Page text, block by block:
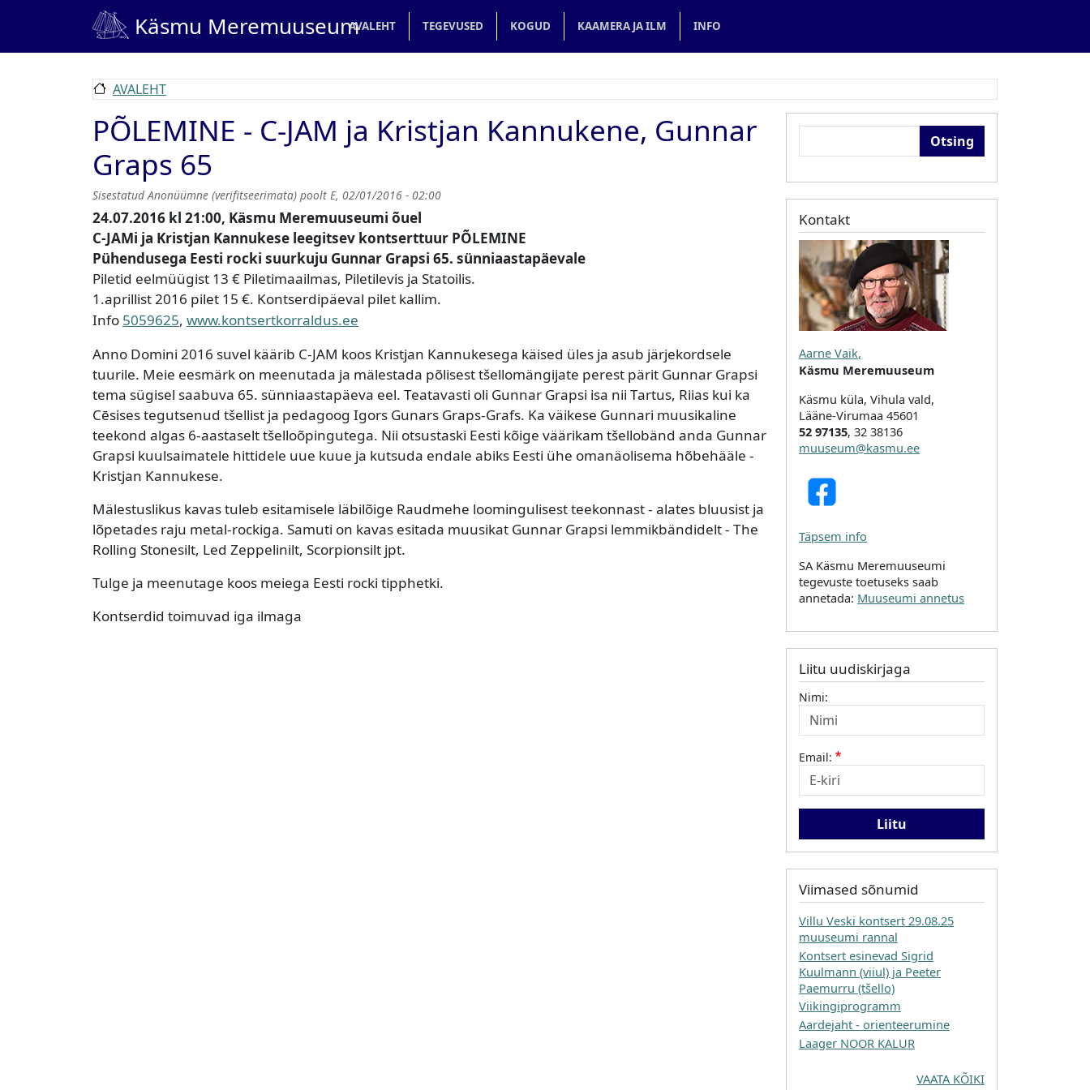
Liigu edasi põhisisu juurde
Käsmu MeremuuseumMain navigation
AVALEHT TEGEVUSED KOGUD KAAMERA JA ILM INFO
AVALEHT
PÕLEMINE - C-JAM ja Kristjan Kannukene, Gunnar
Graps 65
SisestatudAnonüümne (verifitseerimata) poolt E, 02/01/2016 - 02:00
2​4​.07.2016 kl 21:00, ​​​Käsmu Meremuuseumi õuel​
C-JAMi ja Kristjan Kannukese leegitsev kontserttuur PÕLEMINE
Pühendusega Eesti rocki suurkuju Gunnar Grapsi 65. sünniaastapäevale
Piletid eelmüügist 13 € Piletimaailmas, Piletilevis ja Statoilis.
1.aprillist 2016 pilet 15 €. Kontserdipäeval pilet kallim.
Info 5059625, www.kontsertkorraldus.ee
Anno Domini 2016 suvel käärib C-JAM koos Kristjan Kannukesega käised üles ja asub järjekordsele
tuurile. Meie eesmärk on meenutada ja mälestada põlisest tšellomängijate perest pärit Gunnar Grapsi
tema sügisel saabuva 65. sünniaastapäeva eel. Teatavasti oli Gunnar Grapsi isa nii Tartus, Riias kui ka
Cēsises tegutsenud tšellist ja pedagoog Igors Gunars Graps-Grafs. Ka väikese Gunnari muusikaline
teekond algas 6-aastaselt tšelloõpingutega. Nii otsustaski Eesti kõige väärikam tšellobänd anda Gunnar
Grapsi kuulsaimatele hittidele uue kuue ja kutsuda endale abiks Eesti ühe omanäolisema hõbehääle -
Kristjan Kannukese.
Mälestuslikus kavas tuleb esitamisele läbilõige Raudmehe loomingulisest teekonnast - alates bluusist ja
lõpetades raju metal-rockiga. Samuti on kavas esitada muusikat Gunnar Grapsi lemmikbändidelt - The
Rolling Stonesilt, Led Zeppelinilt, Scorpionsilt jpt.
Tulge ja meenutage koos meiega Eesti rocki tipphetki.
​Kontserdid toimuvad iga ilmaga
Kontakt
Aarne Vaik,
Käsmu Meremuuseum
Käsmu küla, Vihula vald,
Lääne-Virumaa 45601
52 97135, 32 38136
muuseum@kasmu.ee
Täpsem info
SA Käsmu Meremuuseumi
tegevuste toetuseks saab
annetada: Muuseumi annetus
Liitu uudiskirjaga
Nimi:
Email:
Viimased sõnumid
Villu Veski kontsert 29.08.25
muuseumi rannal
Kontsert esinevad Sigrid
Kuulmann (viiul) ja Peeter
Paemurru (tšello)
Viikingiprogramm
Aardejaht - orienteerumine
Laager NOOR KALUR
VAATA KÕIKI